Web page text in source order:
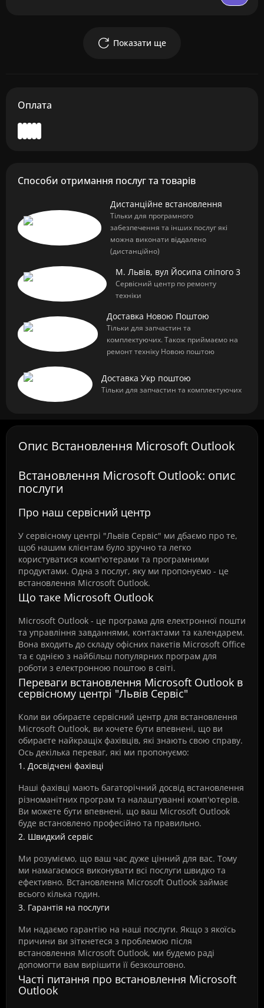
Показати ще
Оплата
Способи отримання послуг та товарів
Дистанційне встановлення
Тільки для програмного
забезпечення та інших послуг які
можна виконати віддалено
(дистанційно)
М. Львів, вул Йосипа сліпого 3
Сервісний центр по ремонту
техніки
Доставка Новою Поштою
Тільки для запчастин та
комплектуючих. Також приймаємо на
ремонт техніку Новою поштою
Доставка Укр поштою
Тільки для запчастин та комплектуючих
Опис Встановлення Microsoft Outlook
Встановлення Microsoft Outlook: опис
послуги
Про наш сервісний центр
У сервісному центрі "Львів Сервіс" ми дбаємо про те,
щоб нашим клієнтам було зручно та легко
користуватися комп'ютерами та програмними
продуктами. Одна з послуг, яку ми пропонуємо - це
встановлення Microsoft Outlook.
Що таке Microsoft Outlook
Microsoft Outlook - це програма для електронної пошти
та управління завданнями, контактами та календарем.
Вона входить до складу офісних пакетів Microsoft Office
та є однією з найбільш популярних програм для
роботи з електронною поштою в світі.
Переваги встановлення Microsoft Outlook в
сервісному центрі "Львів Сервіс"
Коли ви обираєте сервісний центр для встановлення
Microsoft Outlook, ви хочете бути впевнені, що ви
обираєте найкращіх фахівців, які знають свою справу.
Ось декілька переваг, які ми пропонуємо:
1. Досвідчені фахівці
Наші фахівці мають багаторічний досвід встановлення
різноманітних програм та налаштуванні комп'ютерів.
Ви можете бути впевнені, що ваш Microsoft Outlook
буде встановлено професійно та правильно.
2. Швидкий сервіс
Ми розуміємо, що ваш час дуже цінний для вас. Тому
ми намагаємося виконувати всі послуги швидко та
ефективно. Встановлення Microsoft Outlook займає
всього кілька годин.
3. Гарантія на послуги
Ми надаємо гарантію на наші послуги. Якщо з якоїсь
причини ви зіткнетеся з проблемою після
встановлення Microsoft Outlook, ми будемо раді
допомогти вам вирішити її безкоштовно.
Часті питання про встановлення Microsoft
Outlook